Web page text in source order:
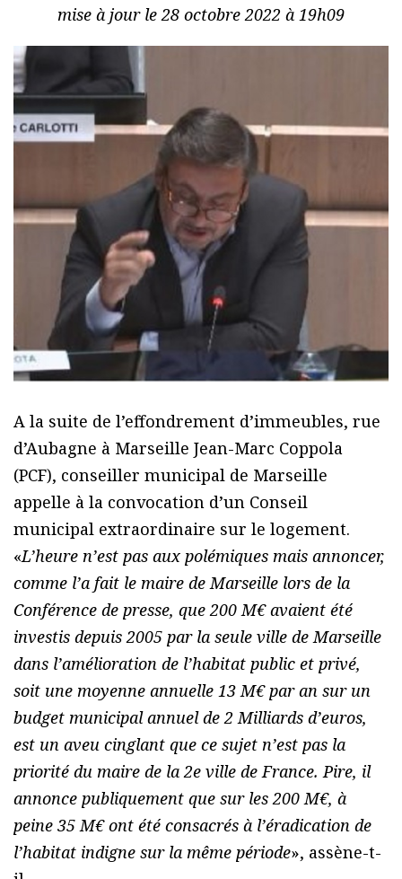
mise à jour le 28 octobre 2022 à 19h09
A la suite de l’effondrement d’immeubles, rue
d’Aubagne à Marseille Jean-Marc Coppola
(PCF), conseiller municipal de Marseille
appelle à la convocation d’un Conseil
municipal extraordinaire sur le logement.
«L’heure n’est pas aux polémiques mais annoncer,
comme l’a fait le maire de Marseille lors de la
Conférence de presse, que 200 M€ avaient été
investis depuis 2005 par la seule ville de Marseille
dans l’amélioration de l’habitat public et privé,
soit une moyenne annuelle 13 M€ par an sur un
budget municipal annuel de 2 Milliards d’euros,
est un aveu cinglant que ce sujet n’est pas la
priorité du maire de la 2e ville de France. Pire, il
annonce publiquement que sur les 200 M€, à
peine 35 M€ ont été consacrés à l’éradication de
l’habitat indigne sur la même période», assène-t-